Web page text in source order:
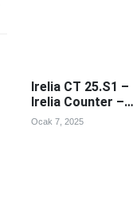
Irelia CT 25.S1 –
Irelia Counter –
Irealia Counterleri
Ocak 7, 2025